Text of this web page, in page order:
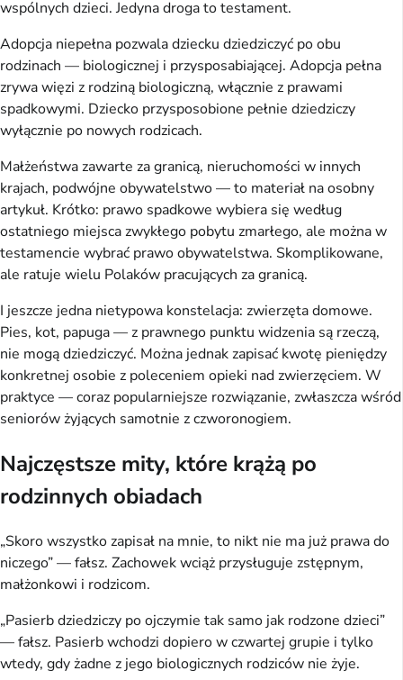
wspólnych dzieci. Jedyna droga to testament.
Adopcja niepełna pozwala dziecku dziedziczyć po obu
rodzinach — biologicznej i przysposabiającej. Adopcja pełna
zrywa więzi z rodziną biologiczną, włącznie z prawami
spadkowymi. Dziecko przysposobione pełnie dziedziczy
wyłącznie po nowych rodzicach.
Małżeństwa zawarte za granicą, nieruchomości w innych
krajach, podwójne obywatelstwo — to materiał na osobny
artykuł. Krótko: prawo spadkowe wybiera się według
ostatniego miejsca zwykłego pobytu zmarłego, ale można w
testamencie wybrać prawo obywatelstwa. Skomplikowane,
ale ratuje wielu Polaków pracujących za granicą.
I jeszcze jedna nietypowa konstelacja: zwierzęta domowe.
Pies, kot, papuga — z prawnego punktu widzenia są rzeczą,
nie mogą dziedziczyć. Można jednak zapisać kwotę pieniędzy
konkretnej osobie z poleceniem opieki nad zwierzęciem. W
praktyce — coraz popularniejsze rozwiązanie, zwłaszcza wśród
seniorów żyjących samotnie z czworonogiem.
Najczęstsze mity, które krążą po
rodzinnych obiadach
„Skoro wszystko zapisał na mnie, to nikt nie ma już prawa do
niczego” — fałsz. Zachowek wciąż przysługuje zstępnym,
małżonkowi i rodzicom.
„Pasierb dziedziczy po ojczymie tak samo jak rodzone dzieci”
— fałsz. Pasierb wchodzi dopiero w czwartej grupie i tylko
wtedy, gdy żadne z jego biologicznych rodziców nie żyje.